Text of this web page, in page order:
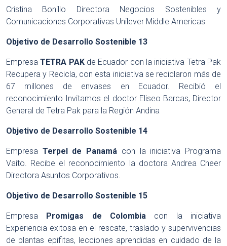
Cristina Bonillo Directora Negocios Sostenibles y
Comunicaciones Corporativas Unilever Middle Americas
Objetivo de Desarrollo Sostenible 13
EmpresaTETRA PAKde Ecuador con la iniciativa Tetra Pak
Recupera y Recicla, con esta iniciativa se reciclaron más de
67 millones de envases en Ecuador. Recibió el
reconocimiento Invitamos el doctor Eliseo Barcas, Director
General de Tetra Pak para la Región Andina
Objetivo de Desarrollo Sostenible 14
Empresa Terpel de Panamá con la iniciativa Programa
Vaíto. Recibe el reconocimiento la doctora Andrea Cheer
Directora Asuntos Corporativos.
Objetivo de Desarrollo Sostenible 15
Empresa Promigas de Colombia con la iniciativa
Experiencia exitosa en el rescate, traslado y supervivencias
de plantas epifitas, lecciones aprendidas en cuidado de la